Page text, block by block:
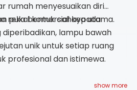
rumah menyesuaikan diri
reka bentuk cahaya utama.
pukal komersial kepada
diperibadikan, lampu bawah
unik untuk setiap ruang
profesional dan istimewa.
show more